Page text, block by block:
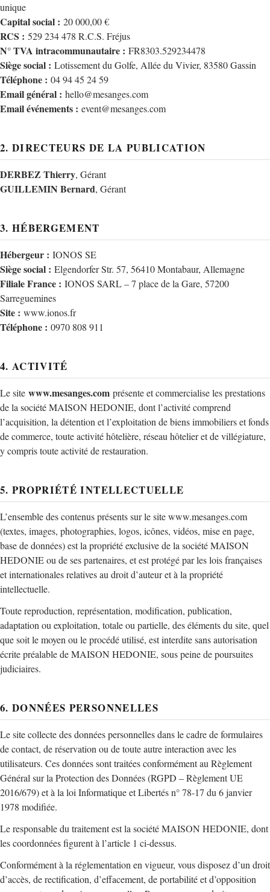
unique
Capital social : 20 000,00 €
RCS : 529 234 478 R.C.S. Fréjus
N° TVA intracommunautaire : FR8303.529234478
Siège social : Lotissement du Golfe, Allée du Vivier, 83580 Gassin
Téléphone : 04 94 45 24 59
Email général : hello@mesanges.com
Email événements : event@mesanges.com
2. DIRECTEURS DE LA PUBLICATION
DERBEZ Thierry, Gérant
GUILLEMIN Bernard, Gérant
3. HÉBERGEMENT
Hébergeur : IONOS SE
Siège social : Elgendorfer Str. 57, 56410 Montabaur, Allemagne
Filiale France : IONOS SARL – 7 place de la Gare, 57200
Sarreguemines
Site : www.ionos.fr
Téléphone : 0970 808 911
4. ACTIVITÉ
Le site www.mesanges.com présente et commercialise les prestations
de la société MAISON HEDONIE, dont l’activité comprend
l’acquisition, la détention et l’exploitation de biens immobiliers et fonds
de commerce, toute activité hôtelière, réseau hôtelier et de villégiature,
y compris toute activité de restauration.
5. PROPRIÉTÉ INTELLECTUELLE
L’ensemble des contenus présents sur le site www.mesanges.com
(textes, images, photographies, logos, icônes, vidéos, mise en page,
base de données) est la propriété exclusive de la société MAISON
HEDONIE ou de ses partenaires, et est protégé par les lois françaises
et internationales relatives au droit d’auteur et à la propriété
intellectuelle.
Toute reproduction, représentation, modification, publication,
adaptation ou exploitation, totale ou partielle, des éléments du site, quel
que soit le moyen ou le procédé utilisé, est interdite sans autorisation
écrite préalable de MAISON HEDONIE, sous peine de poursuites
judiciaires.
6. DONNÉES PERSONNELLES
Le site collecte des données personnelles dans le cadre de formulaires
de contact, de réservation ou de toute autre interaction avec les
utilisateurs. Ces données sont traitées conformément au Règlement
Général sur la Protection des Données (RGPD – Règlement UE
2016/679) et à la loi Informatique et Libertés n° 78-17 du 6 janvier
1978 modifiée.
Le responsable du traitement est la société MAISON HEDONIE, dont
les coordonnées figurent à l’article 1 ci-dessus.
Conformément à la réglementation en vigueur, vous disposez d’un droit
d’accès, de rectification, d’effacement, de portabilité et d’opposition